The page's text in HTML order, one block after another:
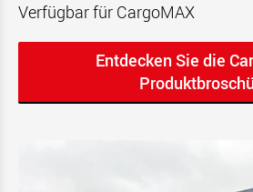
Verfügbar für CargoMAX
Entdecken Sie die